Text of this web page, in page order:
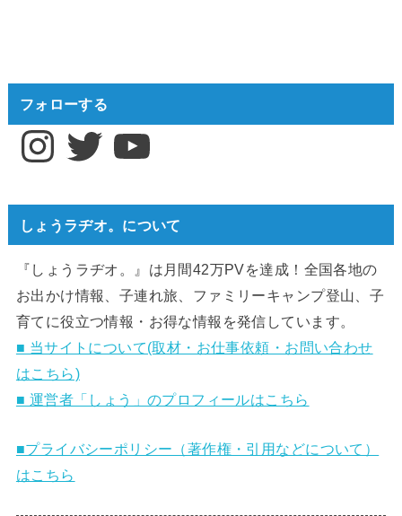
フォローする
InstagramTwitter YouTube
しょうラヂオ。について
『しょうラヂオ。』は月間42万PVを達成！全国各地の
お出かけ情報、子連れ旅、ファミリーキャンプ登山、子
育てに役立つ情報・お得な情報を発信しています。
■ 当サイトについて(取材・お仕事依頼・お問い合わせ
はこちら)
■ 運営者「しょう」のプロフィールはこちら
■プライバシーポリシー（著作権・引用などについて）
はこちら